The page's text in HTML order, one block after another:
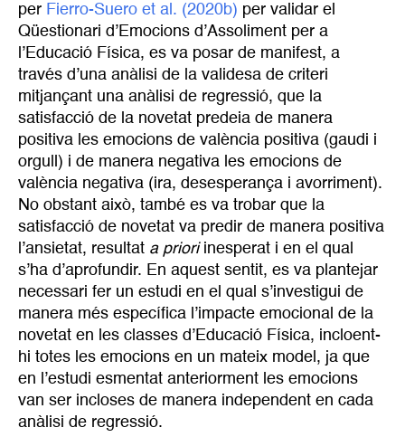
per Fierro-Suero et al. (2020b) per validar el
Qüestionari d’Emocions d’Assoliment per a
l’Educació Física, es va posar de manifest, a
través d’una anàlisi de la validesa de criteri
mitjançant una anàlisi de regressió, que la
satisfacció de la novetat predeia de manera
positiva les emocions de valència positiva (gaudi i
orgull) i de manera negativa les emocions de
valència negativa (ira, desesperança i avorriment).
No obstant això, també es va trobar que la
satisfacció de novetat va predir de manera positiva
l’ansietat, resultat a prioriinesperat i en el qual
s’ha d’aprofundir. En aquest sentit, es va plantejar
necessari fer un estudi en el qual s’investigui de
manera més específica l’impacte emocional de la
novetat en les classes d’Educació Física, incloent-
hi totes les emocions en un mateix model, ja que
en l’estudi esmentat anteriorment les emocions
van ser incloses de manera independent en cada
anàlisi de regressió.